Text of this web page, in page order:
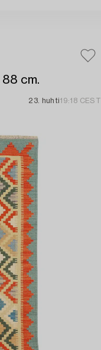
cm.
23. huhti19:18 CEST